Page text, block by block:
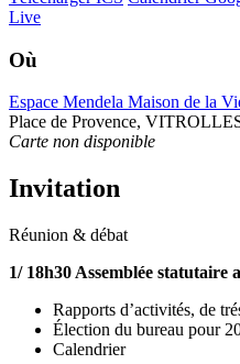
Live
Où
Espace Mendela Maison de la
Place de Provence,
Carte non disponible
Invitation
Réunion & débat
1/ 18h30 Assemblée statutaire
Rapports d’activités, de
Élection du bureau pour
Calendrier